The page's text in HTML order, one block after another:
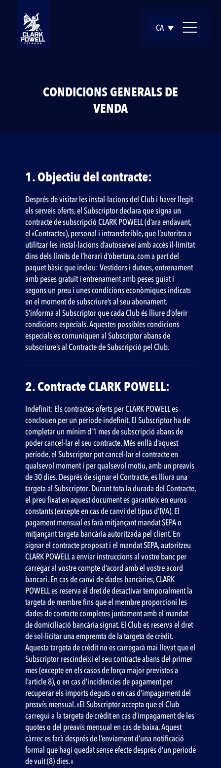
CA
CONDICIONS GENERALS DE
VENDA
1. Objectiu del contracte:
Després de visitar les instal·lacions del Club i haver llegit
els serveis oferts, el Subscriptor declara que signa un
contracte de subscripció CLARK POWELL (d’ara endavant,
el «Contracte»), personal i intransferible, que l’autoritza a
utilitzar les instal·lacions d’autoservei amb accés il·limitat
dins dels límits de l’horari d’obertura, com a part del
paquet bàsic que inclou: Vestidors i dutxes, entrenament
amb peses gratuït i entrenament amb peses guiat i
segons un preu i unes condicions econòmiques indicats
en el moment de subscriure’s al seu abonament.
S’informa al Subscriptor que cada Club és lliure d’oferir
condicions especials. Aquestes possibles condicions
especials es comuniquen al Subscriptor abans de
subscriure’s al Contracte de Subscripció pel Club.
2. Contracte CLARK POWELL:
Indefinit: Els contractes oferts per CLARK POWELL es
conclouen per un període indefinit. El Subscriptor ha de
completar un mínim d’1 mes de subscripció abans de
poder cancel·lar el seu contracte. Més enllà d’aquest
període, el Subscriptor pot cancel·lar el contracte en
qualsevol moment i per qualsevol motiu, amb un preavís
de 30 dies. Després de signar el Contracte, es lliura una
targeta al Subscriptor. Durant tota la durada del Contracte,
el preu fixat en aquest document es garanteix en euros
constants (excepte en cas de canvi del tipus d’IVA). El
pagament mensual es farà mitjançant mandat SEPA o
mitjançant targeta bancària autoritzada pel client. En
signar el contracte proposat i el mandat SEPA, autoritzeu
CLARK POWELL a enviar instruccions al vostre banc per
carregar al vostre compte d’acord amb el vostre acord
bancari. En cas de canvi de dades bancàries, CLARK
POWELL es reserva el dret de desactivar temporalment la
targeta de membre fins que el membre proporcioni les
dades de contacte completes juntament amb el mandat
de domiciliació bancària signat. El Club es reserva el dret
de sol·licitar una empremta de la targeta de crèdit.
Aquesta targeta de crèdit no es carregarà mai llevat que el
Subscriptor rescindeixi el seu contracte abans del primer
mes (excepte en els casos de força major previstos a
l’article 8), o en cas d’incidències de pagament per
recuperar els imports deguts o en cas d’impagament del
preavís mensual. «El Subscriptor accepta que el Club
carregui a la targeta de crèdit en cas d’impagament de les
quotes o del preavís mensual en cas de baixa. Aquest
càrrec es farà després de l’enviament d’una notificació
formal que hagi quedat sense efecte després d’un període
de vuit (8) dies.»